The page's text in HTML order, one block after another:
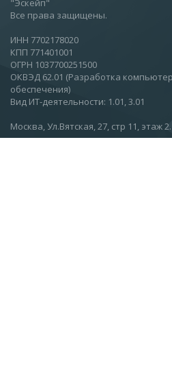
"Эскейп"
Все права защищены.
ИНН 7702178020
КПП 771401001
ОГРН 1037700251500
ОКВЭД 62.01 (Разработка
обеспечения)
Вид ИТ-деятельности: 1.01, 3.01
Москва, Ул.Вятская, 27, стр 11, этаж 2.